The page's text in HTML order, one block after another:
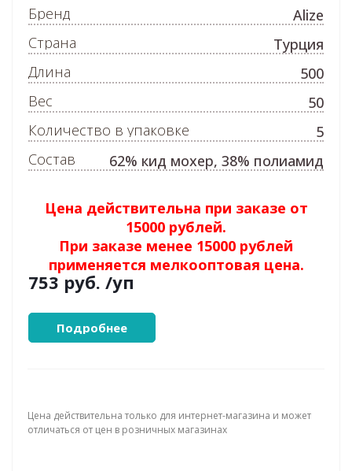
Цена действительна при заказе от
15000 рублей.
При заказе менее 15000 рублей
применяется мелкооптовая цена.
753 руб. /уп
Подробнее
Бренд
Alize
Страна
Турция
Длина
500
Вес
50
Количество в упаковке
5
Состав
62% кид мохер, 38% полиамид
Цена действительна только для интернет-магазина и может
отличаться от цен в розничных магазинах